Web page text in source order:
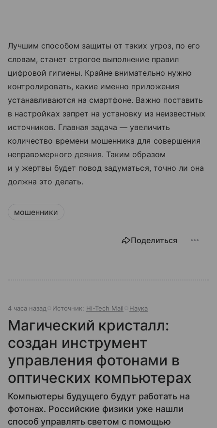
Лучшим способом защиты от таких угроз, по его
словам, станет строгое выполнение правил
цифровой гигиены. Крайне внимательно нужно
контролировать, какие именно приложения
устанавливаются на смартфоне. Важно поставить
в настройках запрет на установку из неизвестных
источников. Главная задача — увеличить
количество времени мошенника для совершения
неправомерного деяния. Таким образом
и у жертвы будет повод задуматься, точно ли она
должна это делать.
мошенники
Поделиться
4 часа назад Источник: Hi-Tech Mail Наука
Магический кристалл:
создан инструмент
управления фотонами в
оптических компьютерах
Компьютеры будущего будут работать на
фотонах. Российские физики уже нашли
способ управлять светом с помощью